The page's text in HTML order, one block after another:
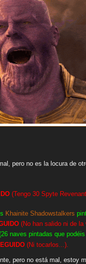
pero no es la locura de
(Tengo 30 Spyte
Khainite Shadowstalkers
(No han salido ni de la
naves pintadas que
(Ni tocarlos...).
pero no está mal, estoy